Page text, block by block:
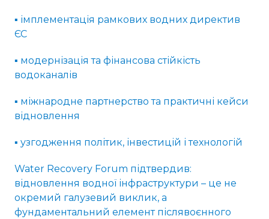
▪️ імплементація рамкових водних директив
ЄС
▪️ модернізація та фінансова стійкість
водоканалів
▪️ міжнародне партнерство та практичні кейси
відновлення
▪️ узгодження політик, інвестицій і технологій
Water Recovery Forum підтвердив:
відновлення водної інфраструктури – це не
окремий галузевий виклик, а
фундаментальний елемент післявоєнного